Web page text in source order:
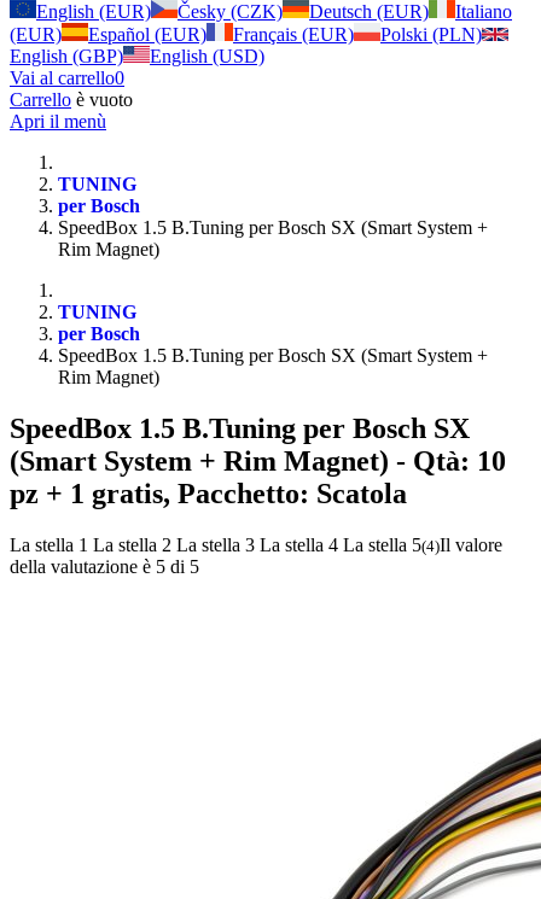
English (EUR)
Česky (CZK) Deutsch (EUR)
Italiano
(EUR)
Español (EUR) Français (EUR)
Polski (PLN)
English (GBP)
English (USD)
Vai al carrello0
Carrello è vuoto
Apri il menù
TUNING
per Bosch
SpeedBox 1.5 B.Tuning per Bosch SX (Smart System +
Rim Magnet)
TUNING
per Bosch
SpeedBox 1.5 B.Tuning per Bosch SX (Smart System +
Rim Magnet)
SpeedBox 1.5 B.Tuning per Bosch SX
(Smart System + Rim Magnet) - Qtà: 10
pz + 1 gratis, Pacchetto: Scatola
La stella 1 La stella 2 La stella 3 La stella 4 La stella 5(4)Il valore
della valutazione è 5 di 5